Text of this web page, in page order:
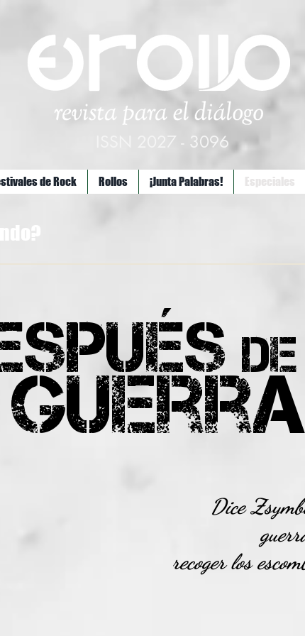
ISSN 2027 - 3096
de Rock Rollos ¡Junta Palabras! Especiales
de
guerra
Dice
recoger los